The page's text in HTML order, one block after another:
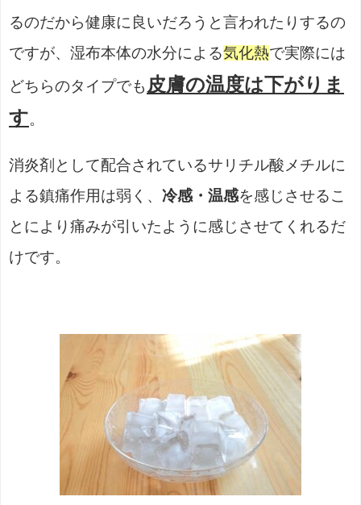
るのだから健康に良いだろうと言われたりするの
ですが、 湿布本体の水分による気化熱で実際には
どちらのタイプでも 皮膚の温度は下がりま
す。
消炎剤として配合されているサリチル酸メチルに
よる鎮痛作用は弱く、 冷感・温感を感じさせるこ
とにより痛みが引いたように感じさせてくれるだ
けです。